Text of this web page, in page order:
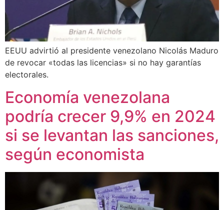
EEUU advirtió al presidente venezolano Nicolás Maduro
de revocar «todas las licencias» si no hay garantías
electorales.
Economía venezolana
podría crecer 9,9% en 2024
si se levantan las sanciones,
según economista